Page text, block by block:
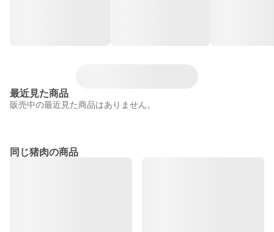
最近見た商品
販売中の最近見た商品はありません。
同じ猪肉の商品